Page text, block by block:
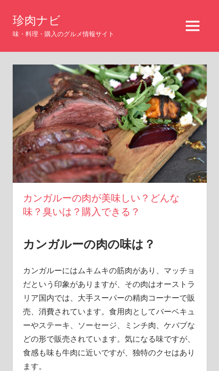
珍肉ナビ
味・料理・購入のグルメ情報サイト MENU
カンガルーの肉が美味しい？どんな
味？臭いは？購入できる？
カンガルーの肉の味は？
カンガルーにはムキムキの筋肉があり、マッチョ
だという印象がありますが、その肉はオーストラ
リア国内では、大手スーパーの精肉コーナーで販
売、消費されています。 食用肉としてバーベキュ
ーやステーキ、ソーセージ、ミンチ肉、ケバブな
どの形で販売されています。 気になる味ですが、
食感も味も牛肉に近いですが、独特のクセはあり
ます。